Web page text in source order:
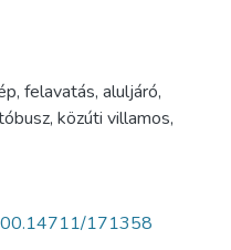
, felavatás, aluljáró,
, közúti villamos,
171358